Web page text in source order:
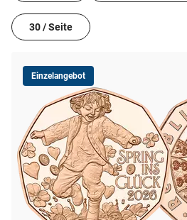
30 / Seite
Einzelangebot